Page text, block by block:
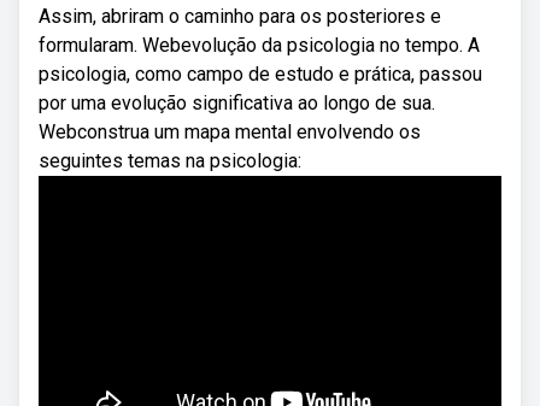
Assim, abriram o caminho para os posteriores e
formularam. Webevolução da psicologia no tempo. A
psicologia, como campo de estudo e prática, passou
por uma evolução significativa ao longo de sua.
Webconstrua um mapa mental envolvendo os
seguintes temas na psicologia: